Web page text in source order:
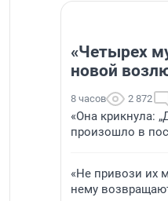
«Четырех
новой
8 часов 2 872
«Она крикнула:
произошло в
«Не привози их
нему